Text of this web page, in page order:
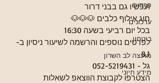
פרסום
עדכונים
ביטחון
מועצה לב השרון
מידע חיוני
ועכשיו גם בבני דרור
חוג אילוף כלבים 🐶🐶🐶
בכל יום רביעי בשעה 16:30
לפרטים נוספים והרשמה לשיעור ניסיון ב-
8.1
גל - 052-5219431
הצטרפו לקבוצת הווצאפ לשאלות